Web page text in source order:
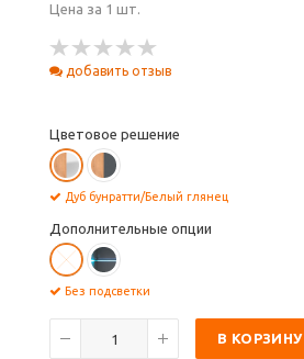
Цена за 1 шт.
добавить отзыв
Цветовое решение
Дуб бунратти/Белый глянец
Дополнительные опции
Без подсветки
В КОРЗИНУ